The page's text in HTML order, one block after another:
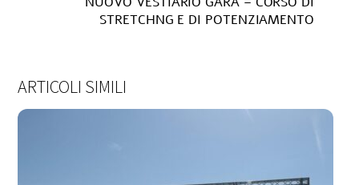
STRETCHNG E DI POTENZIAMENTO
ARTICOLI SIMILI